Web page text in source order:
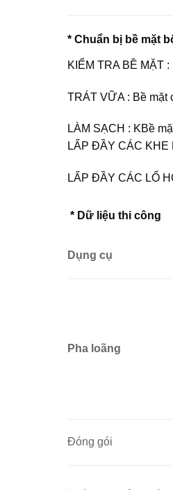
* Chuẩn bị bề mặt
KIỂM TRA BỀ MẶT
TRÁT VỮA : Bề mặt
LÀM SẠCH : KBề
LẤP ĐẦY CÁC KHE
LẤP ĐẦY CÁC LỔ
* Dữ liệu thi công
Dụng cụ
Pha loãng
Đóng gói